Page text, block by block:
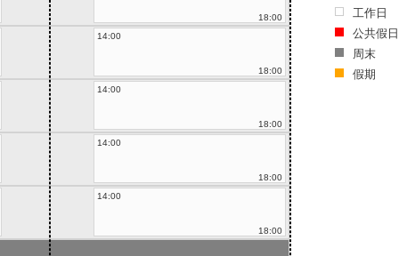
18:00
14:00
18:00
14:00
18:00
14:00
18:00
14:00
18:00
工作日
公共假日
周末
假期